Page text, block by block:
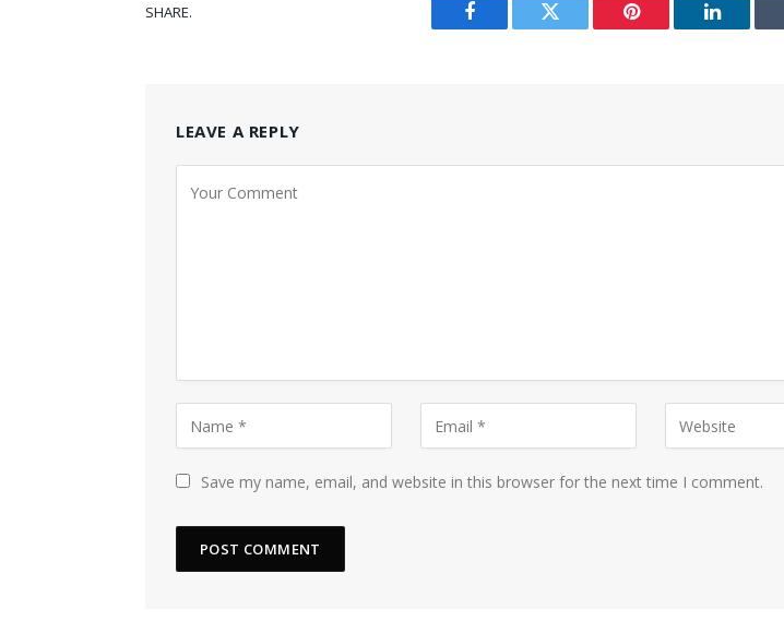
SHARE.
Facebook Twitter Pinterest LinkedIn
LEAVE A REPLY
Save my name, email, and website in this browser for the next time I comment.